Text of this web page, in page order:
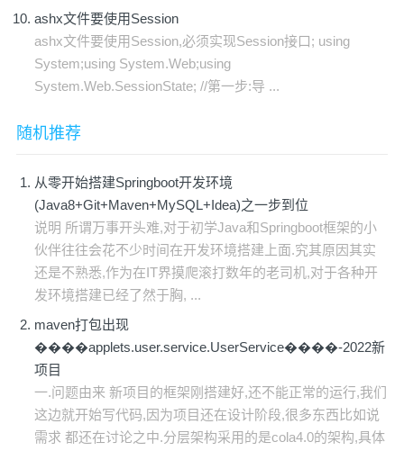
ashx文件要使用Session
ashx文件要使用Session,必须实现Session接口; using
System;using System.Web;using
System.Web.SessionState; //第一步:导 ...
随机推荐
从零开始搭建Springboot开发环境
(Java8+Git+Maven+MySQL+Idea)之一步到位
说明 所谓万事开头难,对于初学Java和Springboot框架的小
伙伴往往会花不少时间在开发环境搭建上面.究其原因其实
还是不熟悉,作为在IT界摸爬滚打数年的老司机,对于各种开
发环境搭建已经了然于胸, ...
maven打包出现
����applets.user.service.UserService����-2022新
项目
一.问题由来 新项目的框架刚搭建好,还不能正常的运行,我们
这边就开始写代码,因为项目还在设计阶段,很多东西比如说
需求 都还在讨论之中.分层架构采用的是cola4.0的架构,具体